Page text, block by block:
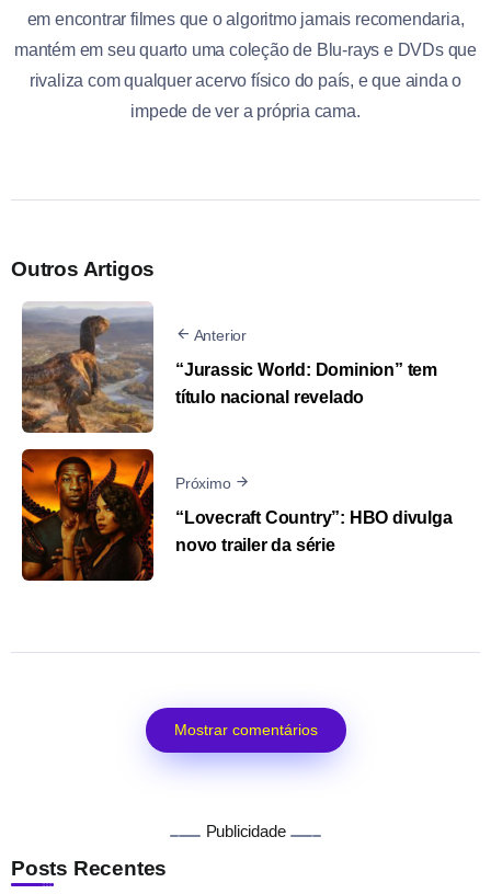
em encontrar filmes que o algoritmo jamais recomendaria,
mantém em seu quarto uma coleção de Blu-rays e DVDs que
rivaliza com qualquer acervo físico do país, e que ainda o
impede de ver a própria cama.
Outros Artigos
Anterior
“Jurassic World: Dominion” tem
título nacional revelado
Próximo
“Lovecraft Country”: HBO divulga
novo trailer da série
Mostrar comentários
Publicidade
Posts Recentes